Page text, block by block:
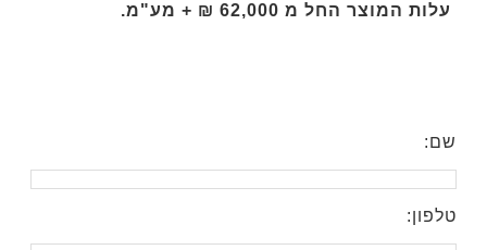
עלות המוצר החל מ 62,000 ₪ + מע"מ.
שם:
טלפון: